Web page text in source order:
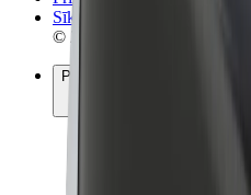
Sīkdatnes
© 2026 Bolt Technology OÜ
Pakalpojumi